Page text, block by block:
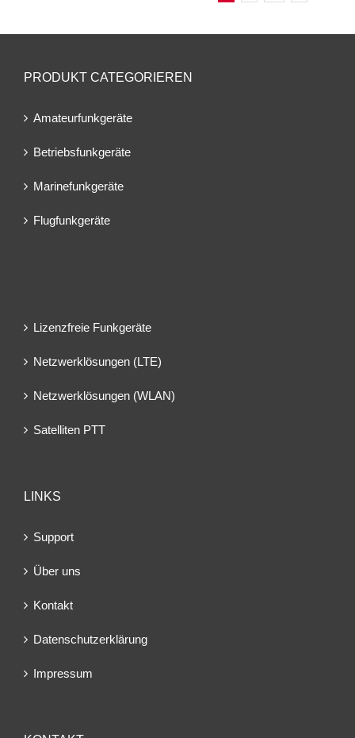
PRODUKT CATEGORIEREN
Amateurfunkgeräte
Betriebsfunkgeräte
Marinefunkgeräte
Flugfunkgeräte
Lizenzfreie Funkgeräte
Netzwerklösungen (LTE)
Netzwerklösungen (WLAN)
Satelliten PTT
LINKS
Support
Über uns
Kontakt
Datenschutzerklärung
Impressum